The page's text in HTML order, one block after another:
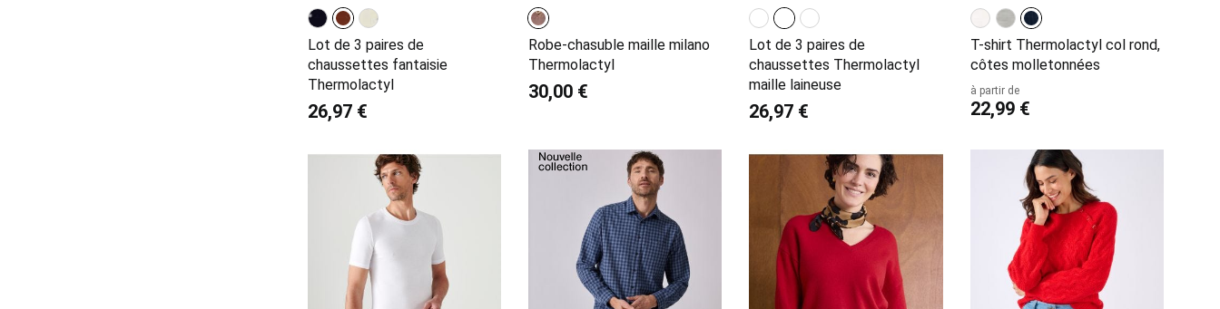
Lot de 3 paires de
chaussettes fantaisie
Thermolactyl
26,97 €
Robe-chasuble maille milano
Thermolactyl
30,00 €
Lot de 3 paires de
chaussettes Thermolactyl
maille laineuse
26,97 €
T-shirt Thermolactyl col rond,
côtes molletonnées
à partir de
22,99 €